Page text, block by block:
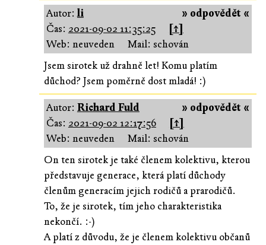
» odpovědět «
Autor:li
Čas: 2021-09-02 11:35:25
[↑]
Web: neuveden
Mail: schován
Jsem sirotek už drahně let! Komu platím
důchod? Jsem poměrně dost mladá! :)
» odpovědět «
Autor: Richard Fuld
Čas: 2021-09-02 12:17:56
[↑]
Web: neuveden
Mail: schován
On ten sirotek je také členem kolektivu, kterou
představuje generace, která platí důchody
členům generacím jejich rodičů a prarodičů.
To, že je sirotek, tím jeho charakteristika
nekončí. :-)
A platí z důvodu, že je členem kolektivu občanů